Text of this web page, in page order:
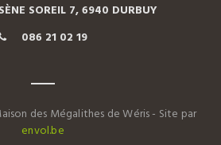
SOREIL 7, 6940 DURBUY
086 21 02 19
des Mégalithes de Wéris - Site par
envol.be